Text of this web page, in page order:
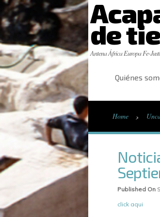
de
Antena África Europa Fe-
Quiénes
Home ›
Published On
click aqui